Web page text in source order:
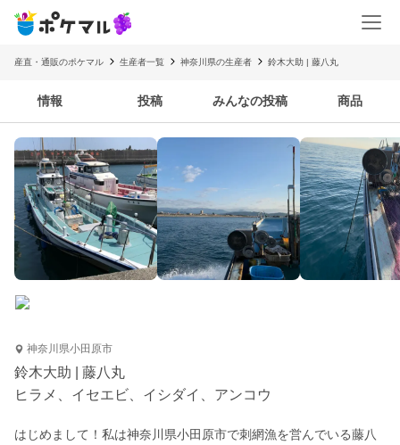
産直・通販のポケマル 生産者一覧 神奈川県の生産者 鈴木大助 | 藤八丸
情報 投稿 みんなの投稿 商品
神奈川県小田原市
鈴木大助 | 藤八丸
ヒラメ、イセエビ、イシダイ、アンコウ
はじめまして！私は神奈川県小田原市で刺網漁を営んでいる藤八